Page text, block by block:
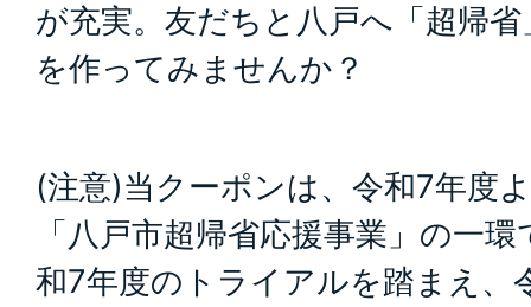
が充実。友だちと八戸へ「超帰
を作ってみませんか？
(注意)当クーポンは、令和7年度
「八戸市超帰省応援事業」の一
和7年度のトライアルを踏まえ、